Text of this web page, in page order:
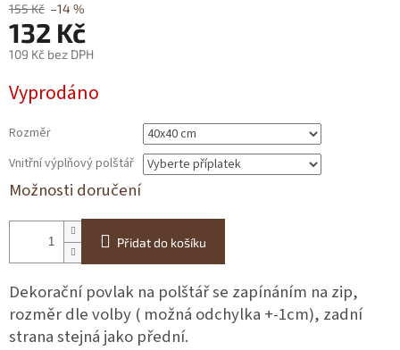
155 Kč –14 %
132 Kč
109 Kč bez DPH
cena:
Vyprodáno
Rozměr
Vnitřní výplňový polštář
Možnosti doručení
Přidat do košíku
Dekorační povlak na polštář se zapínáním na zip,
rozměr dle volby ( možná odchylka +-1cm), zadní
strana stejná jako přední.